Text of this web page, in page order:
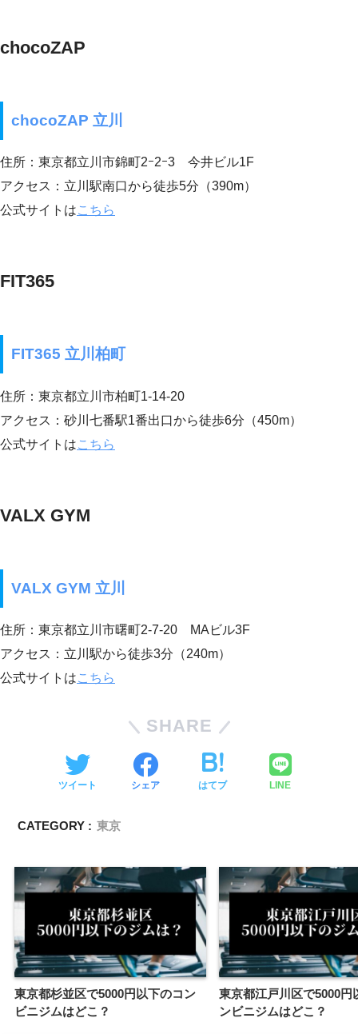
chocoZAP
chocoZAP 立川
住所：東京都立川市錦町2ｰ2ｰ3 今井ビル1F
アクセス：立川駅南口から徒歩5分（390m）
公式サイトはこちら
FIT365
FIT365 立川柏町
住所：東京都立川市柏町1-14-20
アクセス：砂川七番駅1番出口から徒歩6分（450m）
公式サイトはこちら
VALX GYM
VALX GYM 立川
住所：東京都立川市曙町2-7-20 MAビル3F
アクセス：立川駅から徒歩3分（240m）
公式サイトはこちら
SHARE
ツイート シェア はてブ LINE
CATEGORY : 東京
東京都杉並区で5000円以下のコン
ビニジムはどこ？
東京都江戸川区で5000円
ンビニジムはどこ？